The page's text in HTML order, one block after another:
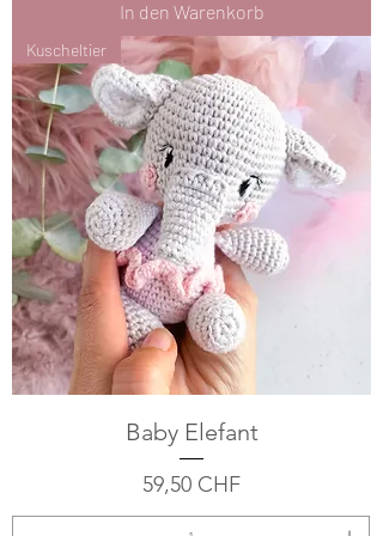
In den Warenkorb
Kuscheltier
Baby Elefant
Preis
59,50 CHF